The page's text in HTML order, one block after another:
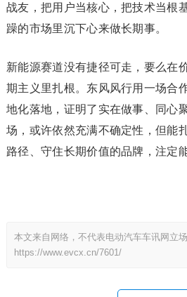
战友，把用户当核心，把技术当根
躁的市场里沉下心来做长期事。
新能源赛道没有捷径可走，要么在
期主义里扎根。东风风行用一场合
地化落地，证明了实在做事、同心
场，或许依然充满不确定性，但能
路径、守住长期价值的品牌，注定
本文来自网络，不代表电动汽车车讯网立
https://www.evcx.cn/7601/